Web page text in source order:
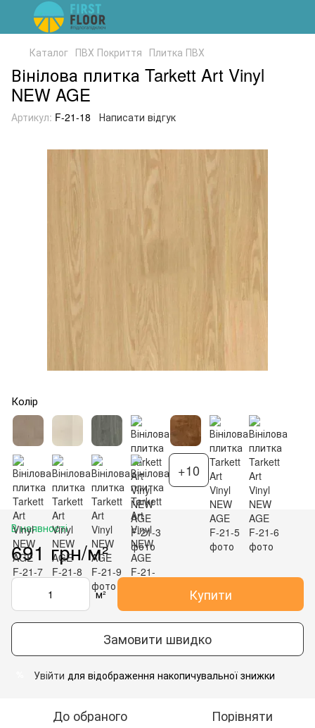
Каталог ПВХ Покриття Плитка ПВХ
Вінілова плитка Tarkett Art Vinyl
NEW AGE
Артикул: F-21-18 Написати відгук
Колір
+10
В наявності
691 грн/м²
м² Купити
Замовити швидко
Увійти для відображення накопичувальної знижки
До обраного Порівняти